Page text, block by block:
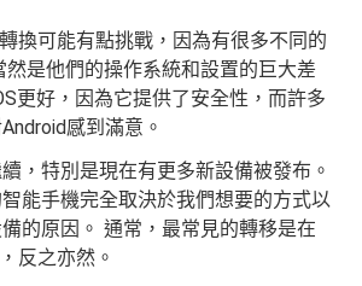
換可能有點挑戰，因為有很多不同的
然是他們的操作系統和設置的巨大差
更好，因為它提供了安全性，而許多
感到滿意。
，特別是現在有更多新設備被發布。
能手機完全取決於我們想要的方式以
的原因。 通常，最常見的轉移是在
反之亦然。